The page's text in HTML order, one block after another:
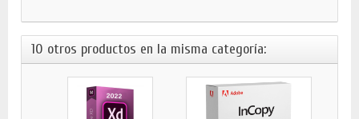
10 otros productos en la misma categoría: